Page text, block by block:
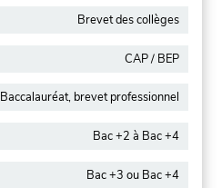
Brevet des collèges
CAP / BEP
Baccalauréat, brevet professionnel
Bac +2 à Bac +4
Bac +3 ou Bac +4